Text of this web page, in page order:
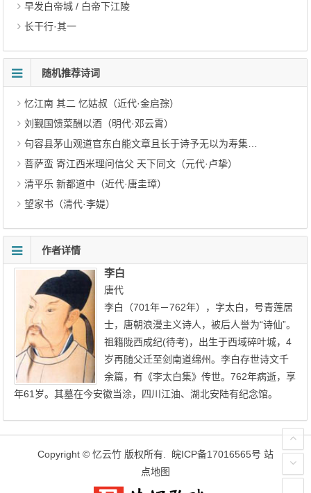
早发白帝城 / 白帝下江陵
长干行·其一
随机推荐诗词
忆江南 其二 忆姑叔（近代·金启孮）
刘觐国馈菜酬以酒（明代·邓云霄）
句容县茅山观道官东白能文章且长于诗予无以为寿集杜子美诗二十句以赠（明代·解缙）
菩萨蛮 寄江西米理问信父 天下同文（元代·卢挚）
清平乐 新都道中（近代·唐圭璋）
望家书（清代·李媞）
作者详情
李白
唐代
李白（701年－762年），字太白，号青莲居
士，唐朝浪漫主义诗人，被后人誉为“诗仙”。
祖籍陇西成纪(待考)，出生于西域碎叶城，4
岁再随父迁至剑南道绵州。李白存世诗文千
余篇，有《李太白集》传世。762年病逝，享
年61岁。其墓在今安徽当涂，四川江油、湖北安陆有纪念馆。
Copyright © 忆云竹 版权所有. 皖ICP备17016565号 站
点地图